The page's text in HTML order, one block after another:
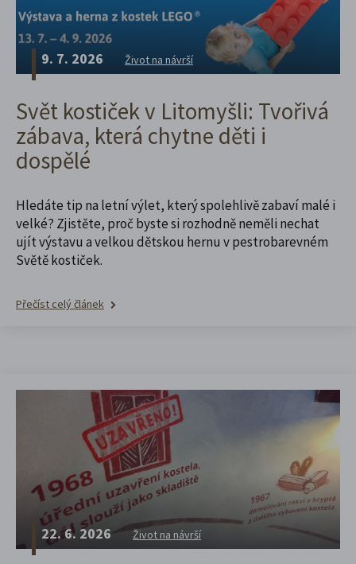
9. 7. 2026 Život na návrší
Svět kostiček v Litomyšli: Tvořivá
zábava, která chytne děti i
dospělé
Hledáte tip na letní výlet, který spolehlivě zabaví malé i
velké? Zjistěte, proč byste si rozhodně neměli nechat
ujít výstavu a velkou dětskou hernu v pestrobarevném
Světě kostiček.
Přečíst celý článek
22. 6. 2026 Život na návrší